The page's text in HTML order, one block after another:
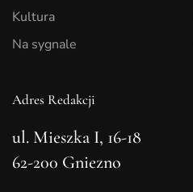
Kultura
Na sygnale
Adres Redakcji
ul. Mieszka I, 16-18
62-200 Gniezno